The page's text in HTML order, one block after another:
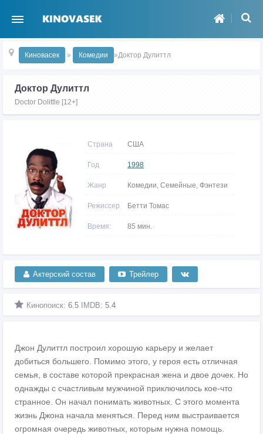
Киновасек » Комедии »Доктор Дулиттл
Доктор Дулиттл
Doctor Dolittle [12+]
Страна США
Год 1998
Жанр Комедии, Семейные, Фэнтези
Режиссер Бетти Томас
Время: 85 мин.
Актерский состав Трейлер
Кинопоиск: 6.5 IMDB: 5.4
Джон Дулиттл построил хорошую карьеру и желает
добиться большего. Помимо этого, у героя есть отличная
семья, в составе которой прекрасная жена и двое дочек. Но
однажды с счастливым мужчиной приключилось кое-что
странное. Он начал понимать животных. С этого момента
жизнь Джона начала меняться. Перед ним выстраивается
огромная очередь животных, которым нужна помощь.